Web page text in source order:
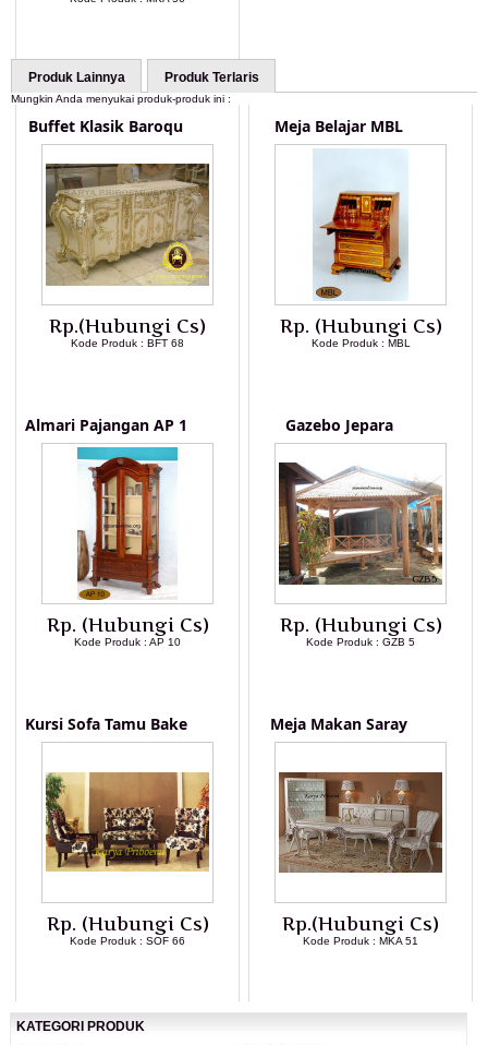
Produk Lainnya Produk Terlaris
Mungkin Anda menyukai produk-produk ini :
Buffet Klasik Baroqu
Rp.(Hubungi Cs)
Kode Produk : BFT 68
Meja Belajar MBL
Rp. (Hubungi Cs)
Kode Produk : MBL
Almari Pajangan AP 1
Rp. (Hubungi Cs)
Kode Produk : AP 10
Gazebo Jepara
Rp. (Hubungi Cs)
Kode Produk : GZB 5
Kursi Sofa Tamu Bake
Rp. (Hubungi Cs)
Kode Produk : SOF 66
Meja Makan Saray
Rp.(Hubungi Cs)
Kode Produk : MKA 51
KATEGORI PRODUK